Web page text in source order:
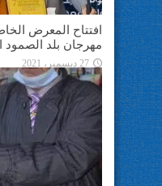
افتتاح المعرض
مهرجان بلد الصمود
27 ديسمبر، 2021